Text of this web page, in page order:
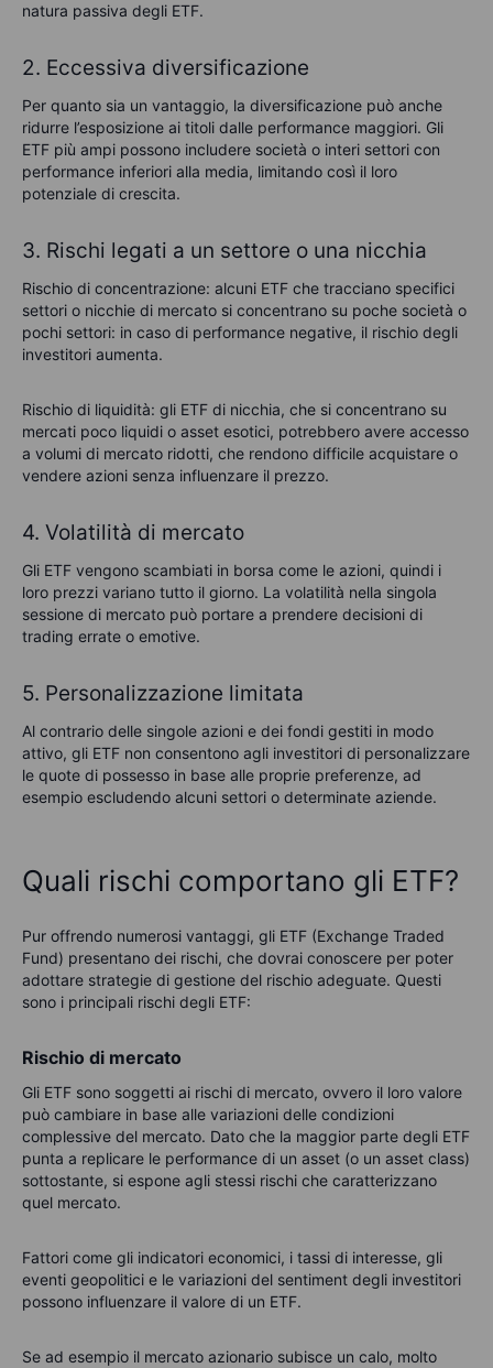
natura passiva degli ETF.
2. Eccessiva diversificazione
Per quanto sia un vantaggio, la diversificazione può anche
ridurre l’esposizione ai titoli dalle performance maggiori. Gli
ETF più ampi possono includere società o interi settori con
performance inferiori alla media, limitando così il loro
potenziale di crescita.
3. Rischi legati a un settore o una nicchia
Rischio di concentrazione: alcuni ETF che tracciano specifici
settori o nicchie di mercato si concentrano su poche società o
pochi settori: in caso di performance negative, il rischio degli
investitori aumenta.
Rischio di liquidità: gli ETF di nicchia, che si concentrano su
mercati poco liquidi o asset esotici, potrebbero avere accesso
a volumi di mercato ridotti, che rendono difficile acquistare o
vendere azioni senza influenzare il prezzo.
4. Volatilità di mercato
Gli ETF vengono scambiati in borsa come le azioni, quindi i
loro prezzi variano tutto il giorno. La volatilità nella singola
sessione di mercato può portare a prendere decisioni di
trading errate o emotive.
5. Personalizzazione limitata
Al contrario delle singole azioni e dei fondi gestiti in modo
attivo, gli ETF non consentono agli investitori di personalizzare
le quote di possesso in base alle proprie preferenze, ad
esempio escludendo alcuni settori o determinate aziende.
Quali rischi comportano gli ETF?
Pur offrendo numerosi vantaggi, gli ETF (Exchange Traded
Fund) presentano dei rischi, che dovrai conoscere per poter
adottare strategie di gestione del rischio adeguate. Questi
sono i principali rischi degli ETF:
Rischio di mercato
Gli ETF sono soggetti ai rischi di mercato, ovvero il loro valore
può cambiare in base alle variazioni delle condizioni
complessive del mercato. Dato che la maggior parte degli ETF
punta a replicare le performance di un asset (o un asset class)
sottostante, si espone agli stessi rischi che caratterizzano
quel mercato.
Fattori come gli indicatori economici, i tassi di interesse, gli
eventi geopolitici e le variazioni del sentiment degli investitori
possono influenzare il valore di un ETF.
Se ad esempio il mercato azionario subisce un calo, molto